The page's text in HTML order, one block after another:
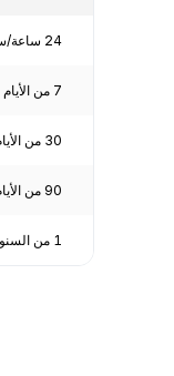
24 ساعة/ساعات
7 من الأيام
30 من الأيام
90 من الأيام
1 من السنوات